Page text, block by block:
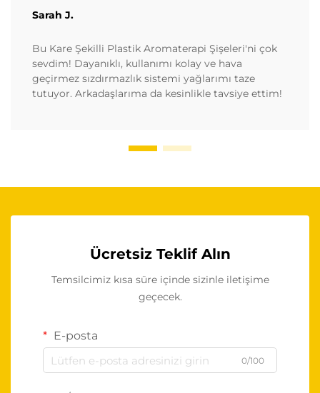
Sarah J.
Bu Kare Şekilli Plastik Aromaterapi Şişeleri'ni çok
sevdim! Dayanıklı, kullanımı kolay ve hava
geçirmez sızdırmazlık sistemi yağlarımı taze
tutuyor. Arkadaşlarıma da kesinlikle tavsiye ettim!
Ücretsiz Teklif Alın
Temsilcimiz kısa süre içinde sizinle iletişime
geçecek.
E-posta
0/100